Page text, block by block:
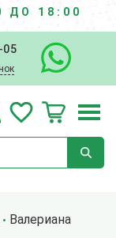
ДО 18:00
05
Валериана